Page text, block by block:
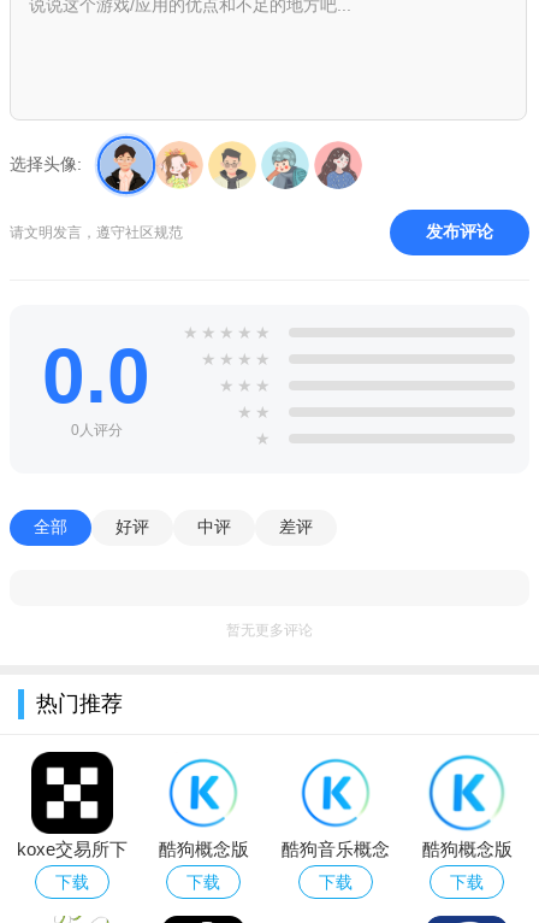
性的内容。
2、支持关注用户，也可以了解自己的粉丝量，选择粉丝进行
3、支持发布动态进行互动，并为喜欢的动态进行点赞、评论
4、提供了通讯录，保存用户的好友信息和群组，自行选择好
友进行聊天；
5、提供了直播大厅，在线即可观看直播视频进行互动，也可
上传图片进行设置；
选择头像:
请文明发言，遵守社区规范 发布评论
0.0
0人评分
★ ★ ★ ★ ★
★ ★ ★ ★
★ ★ ★
★ ★
★
全部 好评 中评 差评
暂无更多评论
热门推荐
koxe交易所下
载2026最新版
下载
酷狗概念版
app手机版下
载2026最新版
下载
酷狗音乐概念
版app最新版
下载
酷狗概念版
app官方最新
手机版
下载